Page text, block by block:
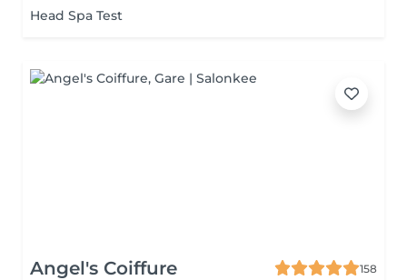
Head Spa Test
Angel's Coiffure
158